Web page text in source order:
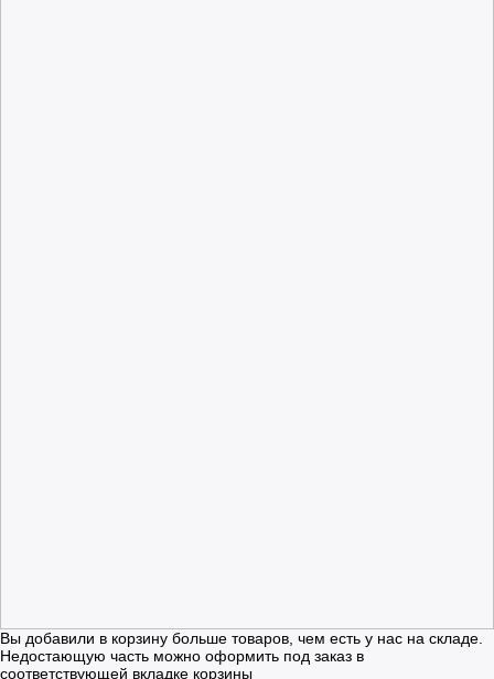
Вы добавили в корзину больше товаров, чем есть у нас на складе.
Недостающую часть можно оформить под заказ в
соответствующей вкладке корзины